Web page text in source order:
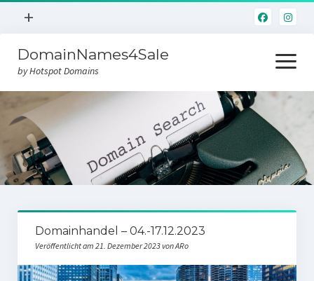
Menü
+
Hotspot.Domains
DomainNames4Sale
by Hotspot Domains
Menü
öffnen
Home
Domainverkauf
Domainhandel – 04.-17.12.2023
Veröffentlicht am 21. Dezember 2023 von ARo